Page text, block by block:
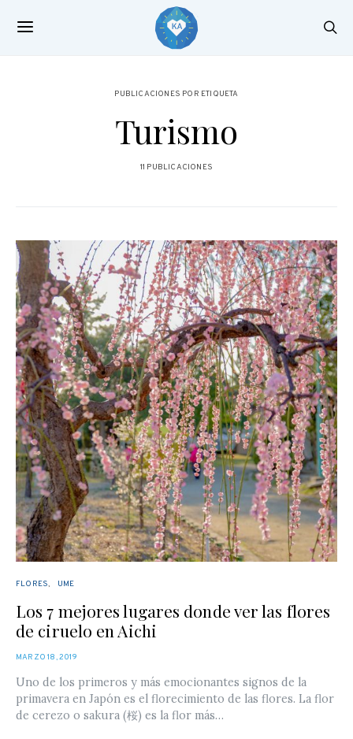
PUBLICACIONES POR ETIQUETA
Turismo
11 PUBLICACIONES
FLORES UME
Los 7 mejores lugares donde ver las flores
de ciruelo en Aichi
POSTED
MARZO 18, 2019
Uno de los primeros y más emocionantes signos de la
primavera en Japón es el florecimiento de las flores. La flor
de cerezo o sakura (桜) es la flor más…